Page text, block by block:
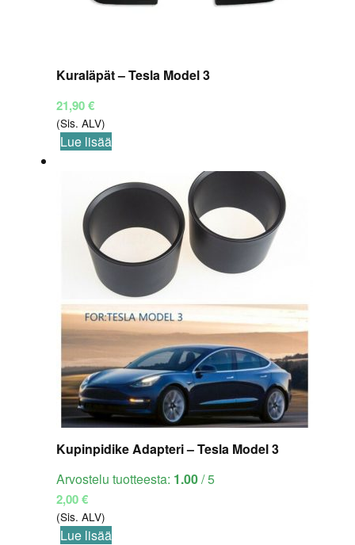
Kuraläpät – Tesla Model 3
21,90€
(Sis. ALV)
Lue lisää
Kupinpidike Adapteri – Tesla Model 3
Arvostelu tuotteesta: 1.00/ 5
2,00€
(Sis. ALV)
Lue lisää